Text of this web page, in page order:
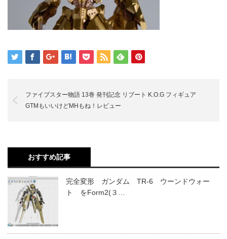
ファイブスター物語 13巻 発刊記念 リブート K.O.G フィギュア
GTMもいいけどMHもね！レビュー
おすすめ記事
完全変形 ガンダム TR-6 ウーンドウォー
ト をForm2(３…